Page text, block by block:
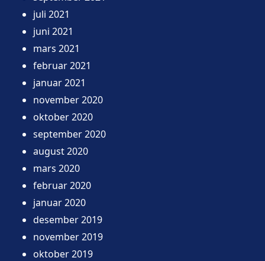
juli 2021
juni 2021
mars 2021
februar 2021
januar 2021
november 2020
oktober 2020
september 2020
august 2020
mars 2020
februar 2020
januar 2020
desember 2019
november 2019
oktober 2019